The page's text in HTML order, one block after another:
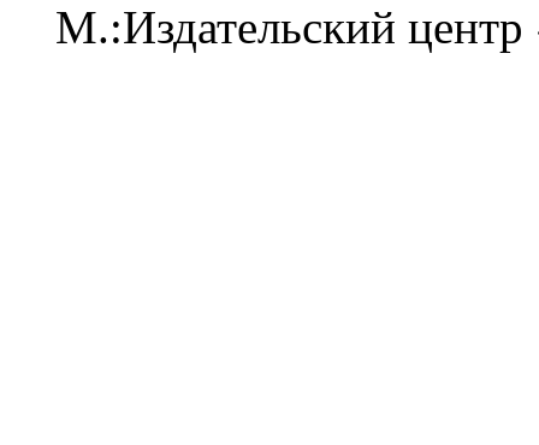
М.:Издательский